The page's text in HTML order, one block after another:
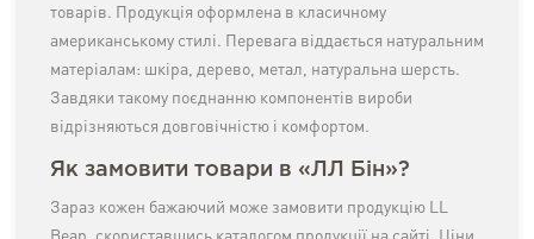
товарів. Продукція оформлена в класичному
американському стилі. Перевага віддається натуральним
матеріалам: шкіра, дерево, метал, натуральна шерсть.
Завдяки такому поєднанню компонентів вироби
відрізняються довговічністю і комфортом.
Як замовити товари в «ЛЛ Бін»?
Зараз кожен бажаючий може замовити продукцію LL